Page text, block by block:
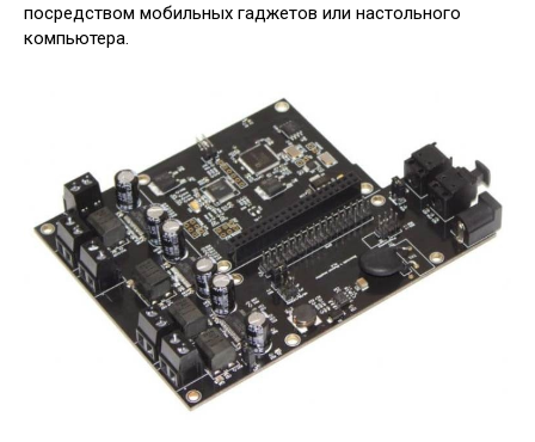
посредством мобильных гаджетов или настольного
компьютера.